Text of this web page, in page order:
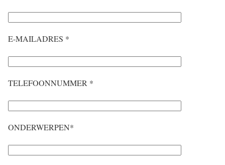
E-MAILADRES *
TELEFOONNUMMER *
ONDERWERPEN*